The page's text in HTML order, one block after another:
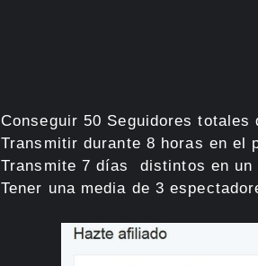
Conseguir 50 Seguidores totales
Transmitir durante 8 horas en el
Transmite 7 días distintos en un
Tener una media de 3